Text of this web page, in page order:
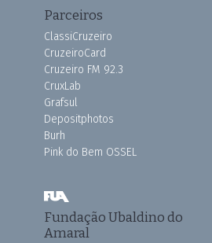
Parceiros
ClassiCruzeiro
CruzeiroCard
Cruzeiro FM 92.3
CruxLab
Grafsul
Depositphotos
Burh
Pink do Bem OSSEL
Fundação Ubaldino do
Amaral